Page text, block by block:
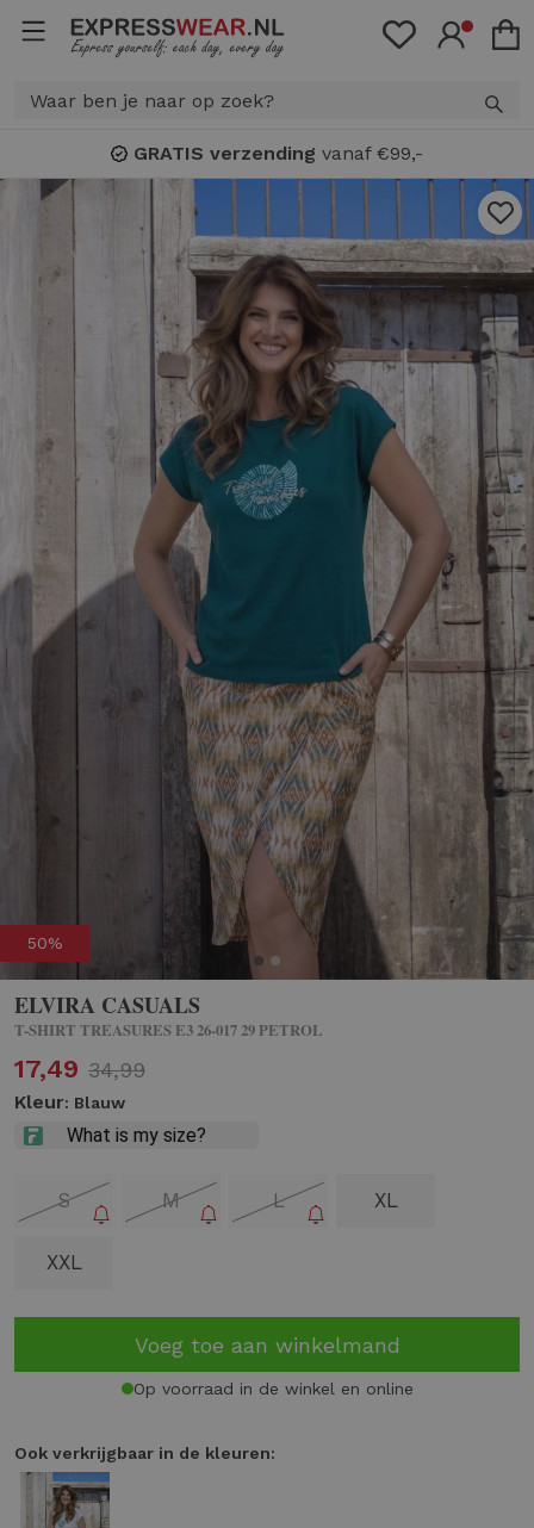
GRATIS verzendingvanaf €99,-
50%
ELVIRA CASUALS
T-SHIRT TREASURES E3 26-017 29 PETROL
17,49 34,99
Kleur: Blauw
S M L XL
XXL
Voeg toe aan winkelmand
Op voorraad in de winkel en online
Ook verkrijgbaar in de kleuren: